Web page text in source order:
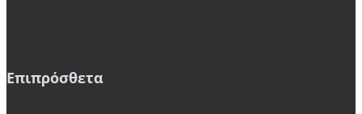
Επιπρόσθετα